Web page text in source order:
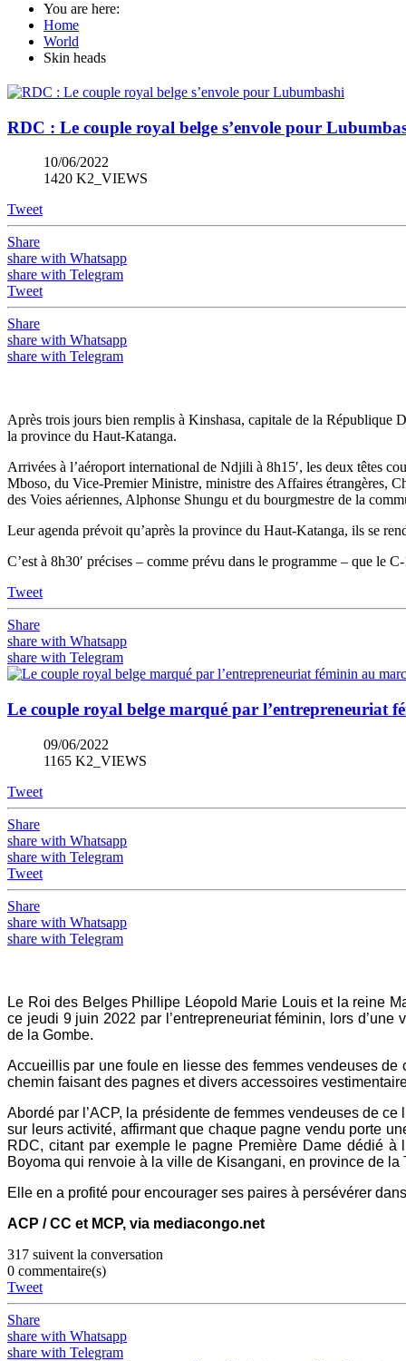
You are here:
Home
World
Skin heads
RDC : Le couple royal belge s’envole pour
10/06/2022
1420 K2_VIEWS
Tweet
Share
share with Whatsapp
share with Telegram
Tweet
Share
share with Whatsapp
share with Telegram
Après trois jours bien remplis à Kinshasa, capitale de la République
la province du Haut-Katanga.
Arrivées à l’aéroport international de Ndjili à 8h15′, les deux têtes
Mboso, du Vice-Premier Ministre, ministre des Affaires étrangères,
des Voies aériennes, Alphonse Shungu et du bourgmestre de la
Leur agenda prévoit qu’après la province du Haut-Katanga, ils se
C’est à 8h30′ précises – comme prévu dans le programme – que le
Tweet
Share
share with Whatsapp
share with Telegram
Le couple royal belge marqué par l’entrepreneuriat
09/06/2022
1165 K2_VIEWS
Tweet
Share
share with Whatsapp
share with Telegram
Tweet
Share
share with Whatsapp
share with Telegram
Le Roi des Belges Phillipe Léopold Marie Louis et la reine
ce jeudi 9 juin 2022 par l’entrepreneuriat féminin, lors
de la Gombe.
Accueillis par une foule en liesse des femmes vendeuses de
chemin faisant des pagnes et divers accessoires
Abordé par l’ACP, la présidente de femmes vendeuses de
sur leurs activité, affirmant que chaque pagne vendu porte
RDC, citant par exemple le pagne Première Dame dédié
Boyoma qui renvoie à la ville de Kisangani, en province de la
Elle en a profité pour encourager ses paires à persévérer
ACP / CC et MCP, via mediacongo.net
317 suivent la conversation
0 commentaire(s)
Tweet
Share
share with Whatsapp
share with Telegram